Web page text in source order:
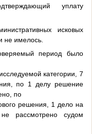
уплату
исковых
не имелось.
период было
категории, 7
по 1 делу решение
по
решения, 1 дело на
рассмотрено судом